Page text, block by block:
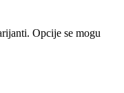
Opcije se mogu